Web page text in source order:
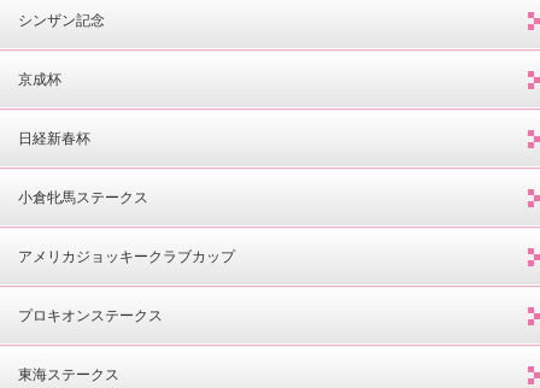
シンザン記念
京成杯
日経新春杯
小倉牝馬ステークス
アメリカジョッキークラブカップ
プロキオンステークス
東海ステークス